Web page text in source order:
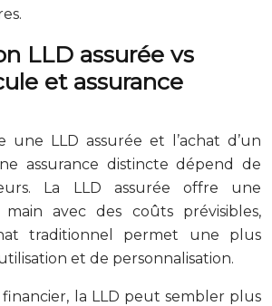
LLD assurée vs
et assurance
une LLD assurée et l’achat d’un
assurance distincte dépend de
La LLD assurée offre une
avec des coûts prévisibles,
traditionnel permet une plus
et de personnalisation.
la LLD peut sembler plus